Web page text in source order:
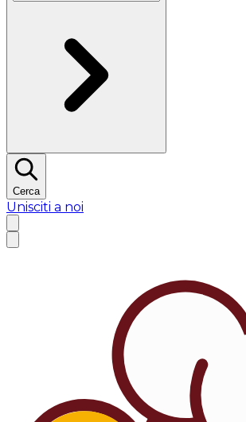
Cerca
Unisciti a noi